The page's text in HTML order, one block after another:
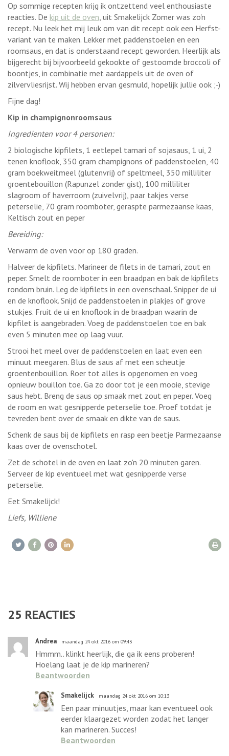
Op sommige recepten krijg ik ontzettend veel enthousiaste
reacties. De kip uit de oven, uit Smakelijck Zomer was zo'n
recept. Nu leek het mij leuk om van dit recept ook een Herfst-
variant van te maken. Lekker met paddenstoelen en een
roomsaus, en dat is onderstaand recept geworden. Heerlijk als
bijgerecht bij bijvoorbeeld gekookte of gestoomde broccoli of
boontjes, in combinatie met aardappels uit de oven of
zilvervliesrijst. Wij hebben ervan gesmuld, hopelijk jullie ook ;-)
Fijne dag!
Kip in champignonroomsaus
Ingredienten voor 4 personen:
2 biologische kipfilets, 1 eetlepel tamari of sojasaus, 1 ui, 2
tenen knoflook, 350 gram champignons of paddenstoelen, 40
gram boekweitmeel (glutenvrij) of speltmeel, 350 milliliter
groentebouillon (Rapunzel zonder gist), 100 milliliter
slagroom of haverroom (zuivelvrij), paar takjes verse
peterselie, 70 gram roomboter, geraspte parmezaanse kaas,
Keltisch zout en peper
Bereiding:
Verwarm de oven voor op 180 graden.
Halveer de kipfilets. Marineer de filets in de tamari, zout en
peper. Smelt de roomboter in een braadpan en bak de kipfilets
rondom bruin. Leg de kipfilets in een ovenschaal. Snipper de ui
en de knoflook. Snijd de paddenstoelen in plakjes of grove
stukjes. Fruit de ui en knoflook in de braadpan waarin de
kipfilet is aangebraden. Voeg de paddenstoelen toe en bak
even 5 minuten mee op laag vuur.
Strooi het meel over de paddenstoelen en laat even een
minuut meegaren. Blus de saus af met een scheutje
groentenbouillon. Roer tot alles is opgenomen en voeg
opnieuw bouillon toe. Ga zo door tot je een mooie, stevige
saus hebt. Breng de saus op smaak met zout en peper. Voeg
de room en wat gesnipperde peterselie toe. Proef totdat je
tevreden bent over de smaak en dikte van de saus.
Schenk de saus bij de kipfilets en rasp een beetje Parmezaanse
kaas over de ovenschotel.
Zet de schotel in de oven en laat zo'n 20 minuten garen.
Serveer de kip eventueel met wat gesnipperde verse
peterselie.
Eet Smakelijck!
Liefs, Williene
25 REACTIES
Andrea maandag 24 okt 2016 om 09:43
Hmmm.. klinkt heerlijk, die ga ik eens proberen!
Hoelang laat je de kip marineren?
Beantwoorden
Smakelijck maandag 24 okt 2016 om 10:13
Een paar minuutjes, maar kan eventueel ook
eerder klaargezet worden zodat het langer
kan marineren. Succes!
Beantwoorden